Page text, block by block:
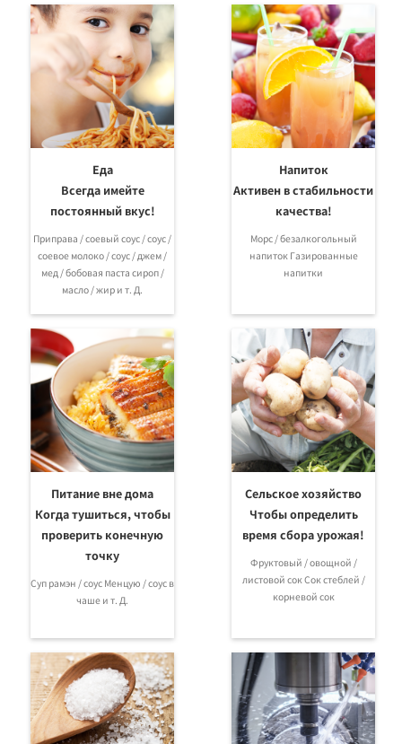
категория
подходящие
образцы
Диапазон
измерения
Образец
Материал Функции
Коэффициент
преломления
RI 1.435-1.520 Металл M
Овощи Brix 0.0-53.0% Металл M
Морская вода
Соленость: 0-
PBT
α
Brix + Соленость
Соленость 0-
10%
Соленость 0.0-
10.0 g/100g
PBT
α
M
Соленость 0-
28%
Соленость 0.0-
28.0 g/100g
α
M
Мед
Brix 58.0-90.0%
меда 12.0-30.0%
PBT
M
Содержание
твердых сои 0-
α
Еда
Всегда имейте
постоянный вкус!
Приправа / соевый соус / соус /
соевое молоко / соус / джем /
мед / бобовая паста сироп /
масло / жир и т. Д.
Напиток
Активен в стабильности
качества!
Морс / безалкогольный
напиток Газированные
напитки
Питание вне дома
Когда тушиться, чтобы
проверить конечную
точку
Суп рамэн / соус Менцую / соус в
чаше и т. Д.
Сельское хозяйство
Чтобы определить
время сбора урожая!
Фруктовый / овощной /
листовой сок Сок стеблей /
корневой сок